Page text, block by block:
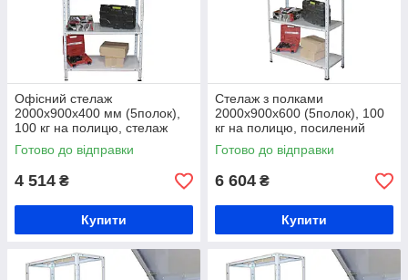
Офісний стелаж
2000х900х400 мм (5полок),
100 кг на полицю, стелаж
лабораторний, бібліотечний,
господарський
Готово до відправки
4 514 ₴
Купити
Стелаж з полками
2000х900х600 (5полок), 100
кг на полицю, посилений
стелаж на болтових
з'єднаннях
Готово до відправки
6 604 ₴
Купити